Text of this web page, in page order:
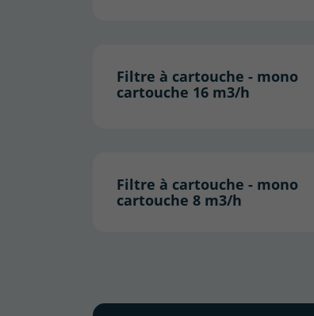
Filtre à cartouche - mono
cartouche 16 m3/h
Filtre à cartouche - mono
cartouche 8 m3/h